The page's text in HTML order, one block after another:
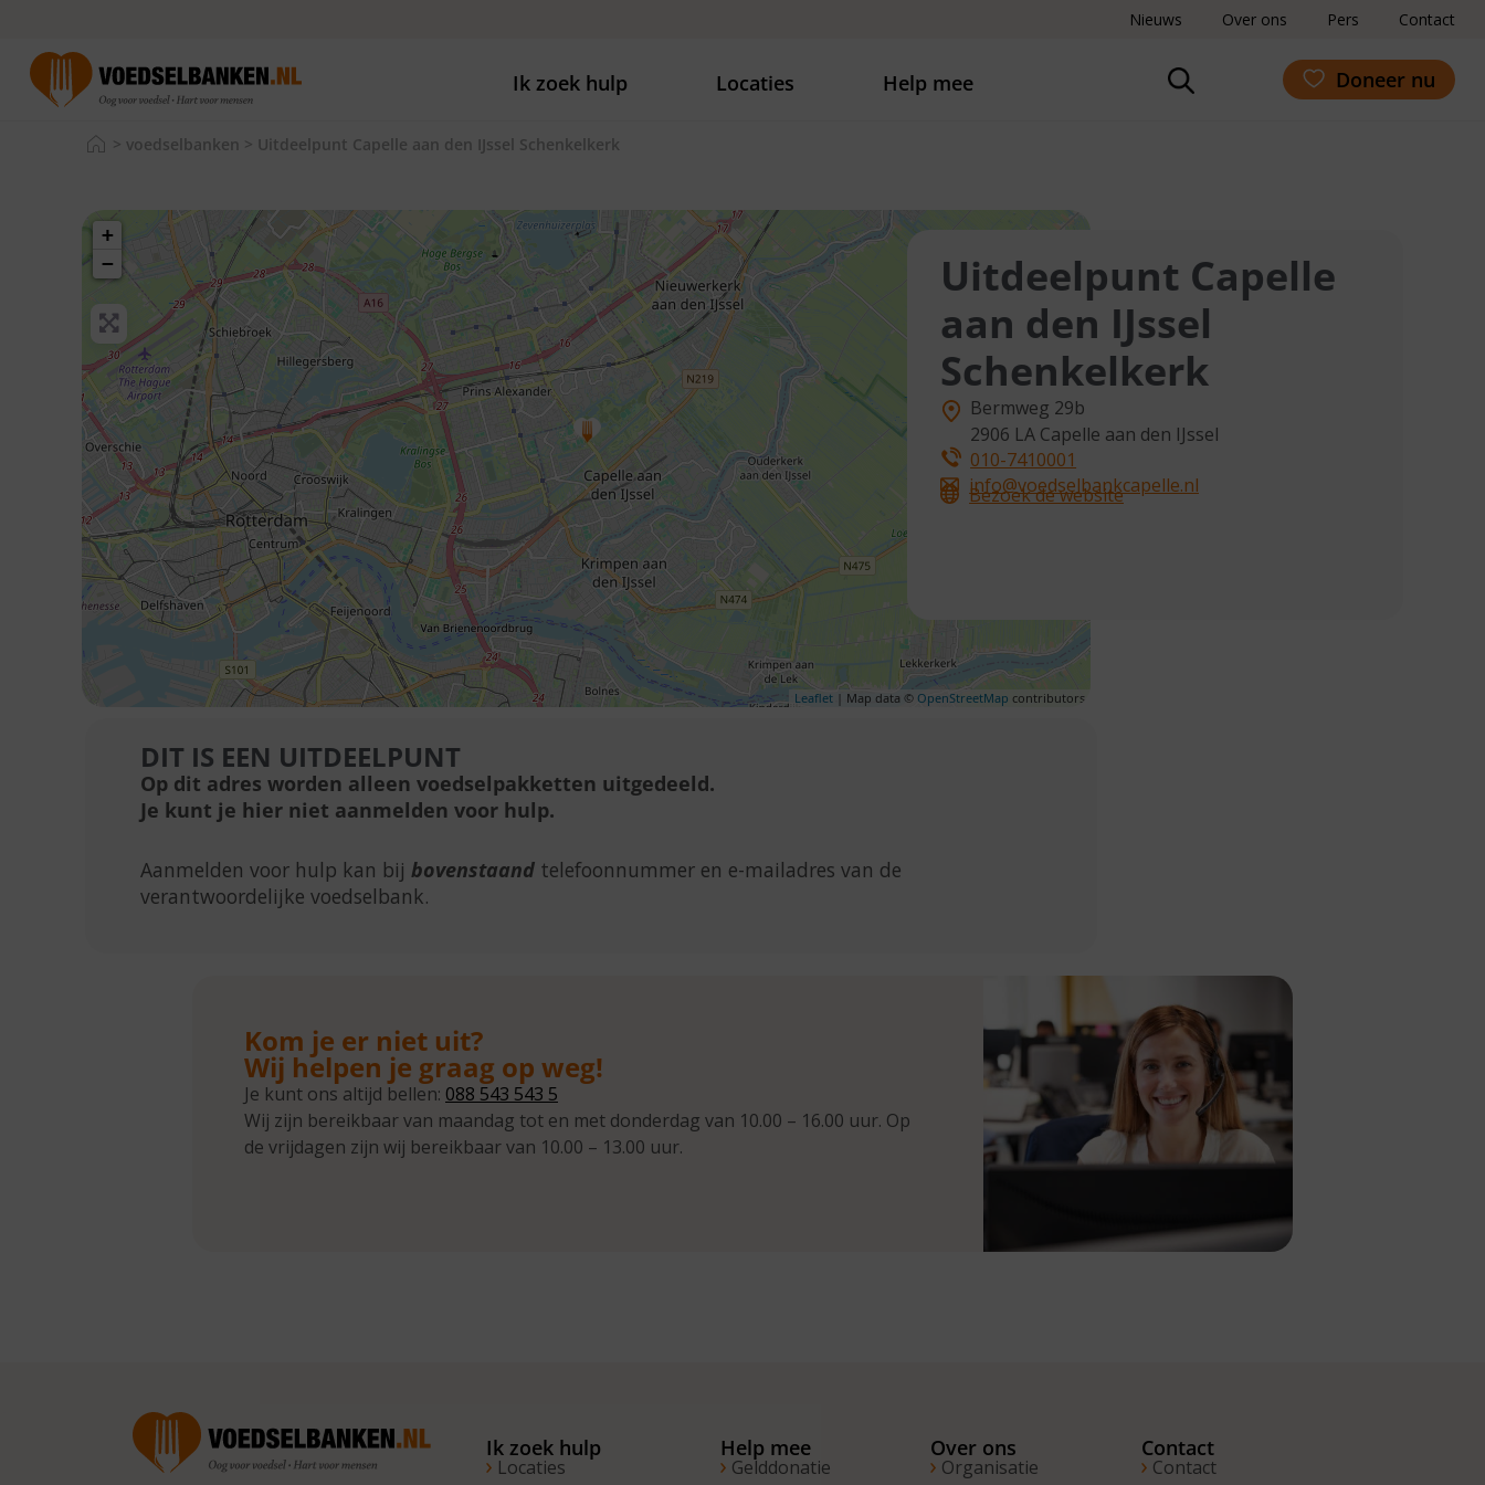
Nieuws Over ons Pers Contact
Ik zoek hulp Locaties Help mee Doneer nu
> voedselbanken > Uitdeelpunt Capelle aan den IJssel Schenkelkerk
+
−
Leaflet | Map data © OpenStreetMap contributors
Uitdeelpunt Capelle
aan den IJssel
Schenkelkerk
Bermweg 29b
2906 LA Capelle aan den IJssel
010-7410001
info@voedselbankcapelle.nl
Bezoek de website
DIT IS EEN UITDEELPUNT
Op dit adres worden alleen voedselpakketten uitgedeeld.
Je kunt je hier niet aanmelden voor hulp.
Aanmelden voor hulp kan bij bovenstaand telefoonnummer en e-mailadres van de
verantwoordelijke voedselbank.
Kom je er niet uit?
Wij helpen je graag op weg!
Je kunt ons altijd bellen: 088 543 543 5
Wij zijn bereikbaar van maandag tot en met donderdag van 10.00 – 16.00 uur. Op
de vrijdagen zijn wij bereikbaar van 10.00 – 13.00 uur.
Ik zoek hulp
Locaties
Help mee
Gelddonatie
Over ons
Organisatie
Contact
Contact